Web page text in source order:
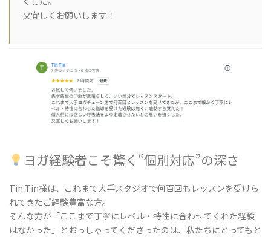
又宜しくお願いします！
ヨガ経験者こそ驚く“個別対応”の深さ
Tin Tin様は、これまで大手スタジオで何百回もレッスンを受けら
れてきたご経験豊富な方。
そんな方が「ここまで丁寧にレベル・特性に合わせてくれた経験
はなかった」とおっしゃってくださったのは、私たちにとってもと